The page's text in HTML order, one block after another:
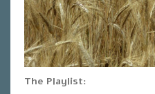
The Playlist: